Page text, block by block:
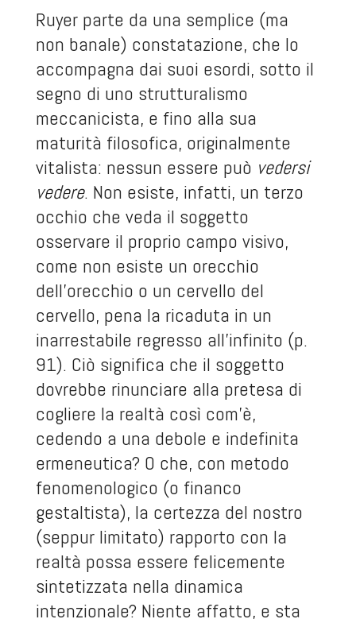
Ruyer parte da una semplice (ma
non banale) constatazione, che lo
accompagna dai suoi esordi, sotto il
segno di uno strutturalismo
meccanicista, e fino alla sua
maturità filosofica, originalmente
vitalista: nessun essere può vedersi
vedere. Non esiste, infatti, un terzo
occhio che veda il soggetto
osservare il proprio campo visivo,
come non esiste un orecchio
dell’orecchio o un cervello del
cervello, pena la ricaduta in un
inarrestabile regresso all’infinito (p.
91). Ciò significa che il soggetto
dovrebbe rinunciare alla pretesa di
cogliere la realtà così com’è,
cedendo a una debole e indefinita
ermeneutica? O che, con metodo
fenomenologico (o financo
gestaltista), la certezza del nostro
(seppur limitato) rapporto con la
realtà possa essere felicemente
sintetizzata nella dinamica
intenzionale? Niente affatto, e sta